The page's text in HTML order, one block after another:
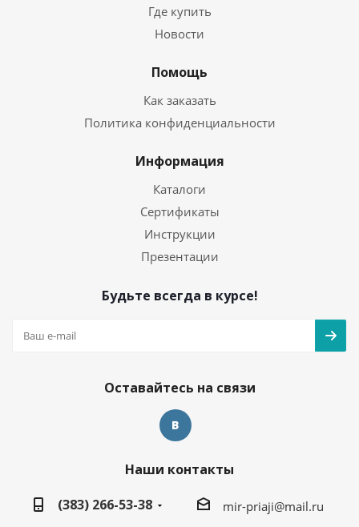
Где купить
Новости
Помощь
Как заказать
Политика конфиденциальности
Информация
Каталоги
Сертификаты
Инструкции
Презентации
Будьте всегда в курсе!
Оставайтесь на связи
Наши контакты
(383) 266-53-38
mir-priaji@mail.ru